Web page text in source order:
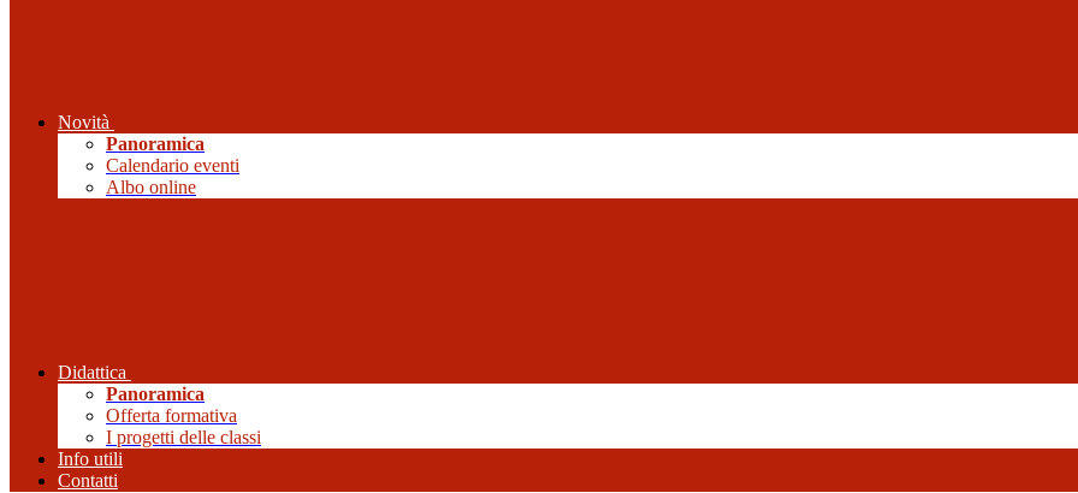
Novità
Panoramica
Calendario eventi
Albo online
Didattica
Panoramica
Offerta formativa
I progetti delle classi
Info utili
Contatti